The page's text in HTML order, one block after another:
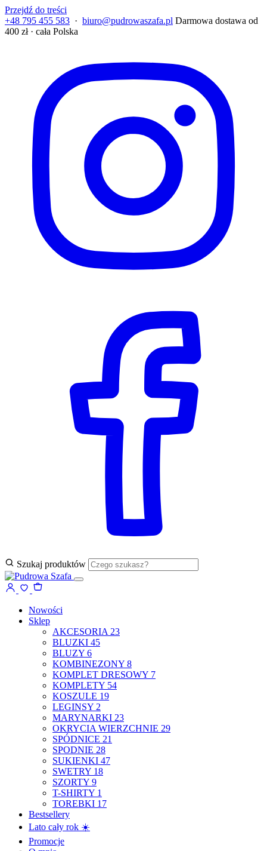
Przejdź do treści
+48 795 455 583 · biuro@pudrowaszafa.pl Darmowa dostawa od
400 zł · cała Polska
Szukaj produktów
Nowości
Sklep
AKCESORIA 23
BLUZKI 45
BLUZY 6
KOMBINEZONY 8
KOMPLET DRESOWY 7
KOMPLETY 54
KOSZULE 19
LEGINSY 2
MARYNARKI 23
OKRYCIA WIERZCHNIE 29
SPÓDNICE 21
SPODNIE 28
SUKIENKI 47
SWETRY 18
SZORTY 9
T-SHIRTY 1
TOREBKI 17
Bestsellery
Lato cały rok ☀️
Promocje